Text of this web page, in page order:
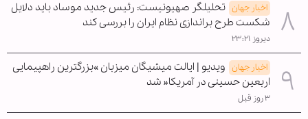
اخبار جهان تحلیلگر صهیونیست: رئیس جدید موساد باید دلایل
شکست طرح براندازی نظام ایران را بررسی کند
دیروز ۲۳:۲۱
اخبار جهان ویدیو | ایالت میشیگان میزبان »بزرگترین راهپیمایی
اربعین حسینی در آمریکا« شد
۳ روز قبل